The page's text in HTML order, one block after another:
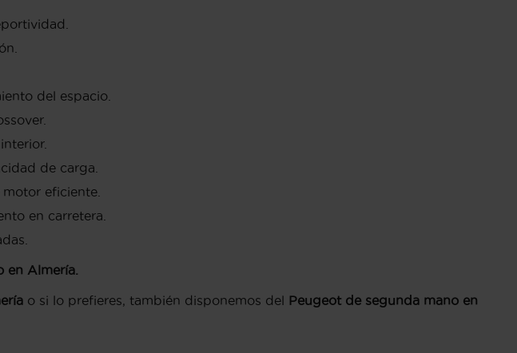
del espacio.
de carga.
eficiente.
en carretera.
en Almería.
o si lo prefieres, también disponemos del Peugeot de segunda mano en